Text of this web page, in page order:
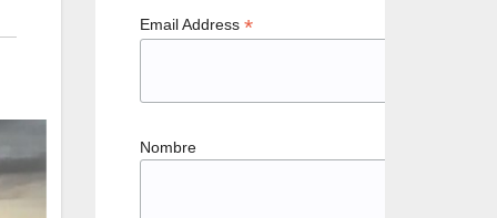
Email Address *
Nombre